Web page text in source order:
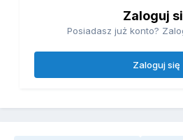
Zaloguj
Posiadasz już konto?
Zaloguj się